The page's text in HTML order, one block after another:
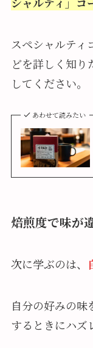
スペシャルティ
どを詳しく知
してください。
あわせて読みたい
焙煎度で味が
次に学ぶのは、
自分の好みの味
するときにハズ